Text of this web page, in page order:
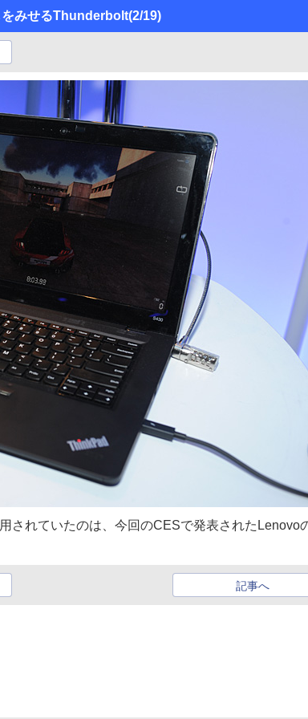
をみせるThunderbolt(2/19)
されていたのは、今回のCESで発表されたLenovo
記事へ